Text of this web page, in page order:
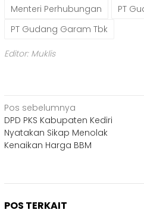
Menteri Perhubungan
PT
PT Gudang Garam Tbk
Editor: Muklis
Navigasi
pos
Pos sebelumnya
DPD PKS Kabupaten Kediri
Nyatakan Sikap Menolak
Kenaikan Harga BBM
POS TERKAIT